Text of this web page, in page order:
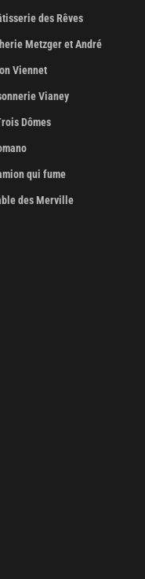
des Rêves
Metzger et André
Viennet
Vianey
Dômes
qui fume
des Merville